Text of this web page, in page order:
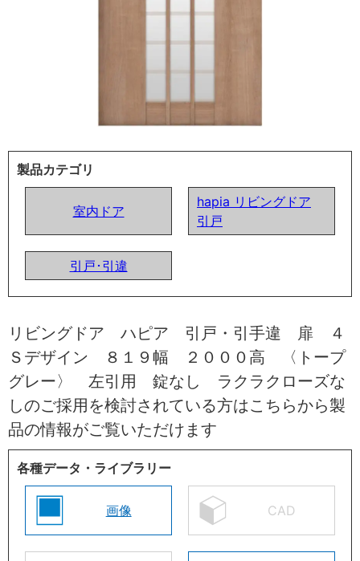
製品カテゴリ
室内ドア
hapia リビングドア
引戸
引戸･引違
リビングドア ハピア 引戸・引手違 扉 ４
Ｓデザイン ８１９幅 ２０００高 〈トープ
グレー〉 左引用 錠なし ラクラクローズな
しのご採用を検討されている方はこちらから製
品の情報がご覧いただけます
各種データ・ライブラリー
画像 CAD